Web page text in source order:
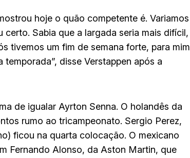
hoje o quão competente é. Variamos
Sabia que a largada seria mais difícil,
tivemos um fim de semana forte, para mim
disse Verstappen após a
de igualar Ayrton Senna. O holandês da
rumo ao tricampeonato. Sergio Perez,
ficou na quarta colocação. O mexicano
Fernando Alonso, da Aston Martin, que